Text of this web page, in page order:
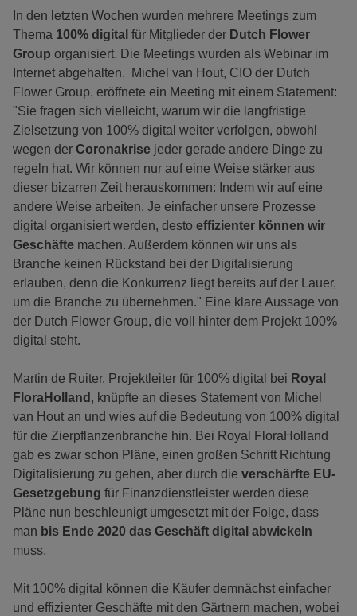
In den letzten Wochen wurden mehrere Meetings zum
Thema 100% digital für Mitglieder der Dutch Flower
Group organisiert. Die Meetings wurden als Webinar im
Internet abgehalten. Michel van Hout, CIO der Dutch
Flower Group, eröffnete ein Meeting mit einem Statement:
"Sie fragen sich vielleicht, warum wir die langfristige
Zielsetzung von 100% digital weiter verfolgen, obwohl
wegen der Coronakrise jeder gerade andere Dinge zu
regeln hat. Wir können nur auf eine Weise stärker aus
dieser bizarren Zeit herauskommen: Indem wir auf eine
andere Weise arbeiten. Je einfacher unsere Prozesse
digital organisiert werden, desto effizienter können wir
Geschäfte machen. Außerdem können wir uns als
Branche keinen Rückstand bei der Digitalisierung
erlauben, denn die Konkurrenz liegt bereits auf der Lauer,
um die Branche zu übernehmen." Eine klare Aussage von
der Dutch Flower Group, die voll hinter dem Projekt 100%
digital steht.
Martin de Ruiter, Projektleiter für 100% digital bei Royal
FloraHolland , knüpfte an dieses Statement von Michel
van Hout an und wies auf die Bedeutung von 100% digital
für die Zierpflanzenbranche hin. Bei Royal FloraHolland
gab es zwar schon Pläne, einen großen Schritt Richtung
Digitalisierung zu gehen, aber durch die verschärfte EU-
Gesetzgebung für Finanzdienstleister werden diese
Pläne nun beschleunigt umgesetzt mit der Folge, dass
man bis Ende 2020 das Geschäft digital abwickeln
muss.
Mit 100% digital können die Käufer demnächst einfacher
und effizienter Geschäfte mit den Gärtnern machen, wobei